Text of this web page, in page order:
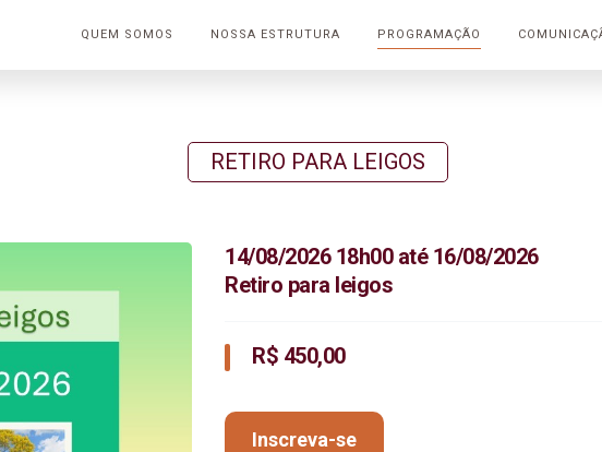
QUEM SOMOS NOSSA ESTRUTURA PROGRAMAÇÃO
RETIRO PARA LEIGOS
14/08/2026 18h00 até 16/08/2026
Retiro para leigos
R$ 450,00
Inscreva-se